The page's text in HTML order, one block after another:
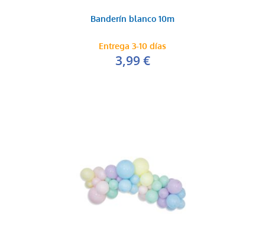
Banderín blanco 10m
Entrega 3-10 días
3,99 €